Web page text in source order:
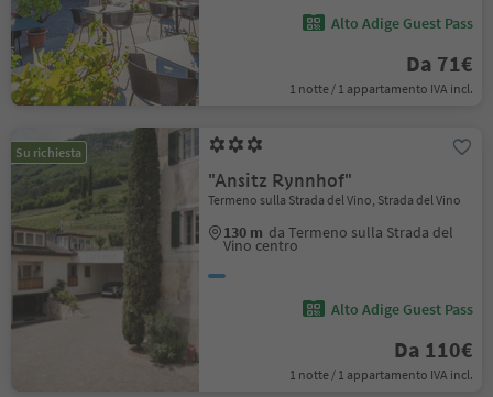
Alto Adige Guest Pass
Da 71€
1 notte / 1 appartamento IVA incl.
Su richiesta
"Ansitz Rynnhof"
Termeno sulla Strada del Vino, Strada del Vino
130 m da Termeno sulla Strada del
Vino centro
Alto Adige Guest Pass
Da 110€
1 notte / 1 appartamento IVA incl.